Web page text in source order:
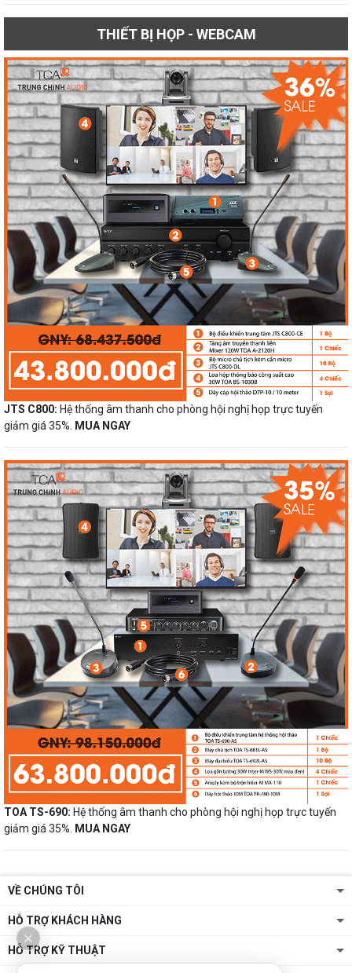
THIẾT BỊ HỌP - WEBCAM
JTS C800: Hệ thống âm thanh cho phòng hội nghị họp trực tuyến
giảm giá 35%.
MUA NGAY
TOA TS-690: Hệ thống âm thanh cho phòng hội nghị họp trực tuyến
giảm giá 35%.
MUA NGAY
VỀ CHÚNG TÔI
HỖ TRỢ KHÁCH HÀNG
HỖ TRỢ KỸ THUẬT